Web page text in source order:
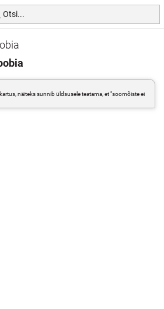
näiteks sunnib üldsusele teatama, et "soomõiste ei